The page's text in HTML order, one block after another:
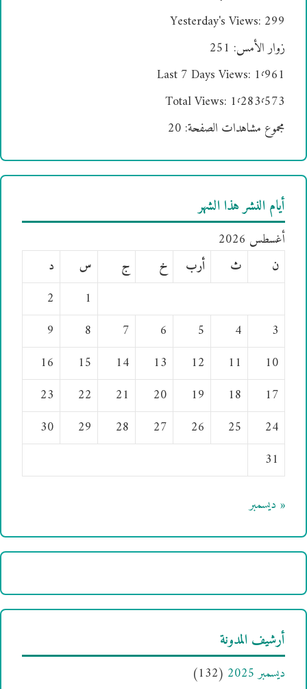
Yesterday's Views: 299
زوار الأمس: 251
Last 7 Days Views: 1٬961
Total Views: 1٬283٬573
مجموع مشاهدات الصفحة: 20
أيام النشر هذا الشهر
أغسطس 2026
ن
ث أرب خ ج س
د
1
2
3
4
5
6
7
8
9
10
11
12
13
14
15
16
17
18
19
20
21
22
23
24
25
26
27
28
29
30
31
« ديسمبر
أرشيف المدونة
ديسمبر 2025
(132)